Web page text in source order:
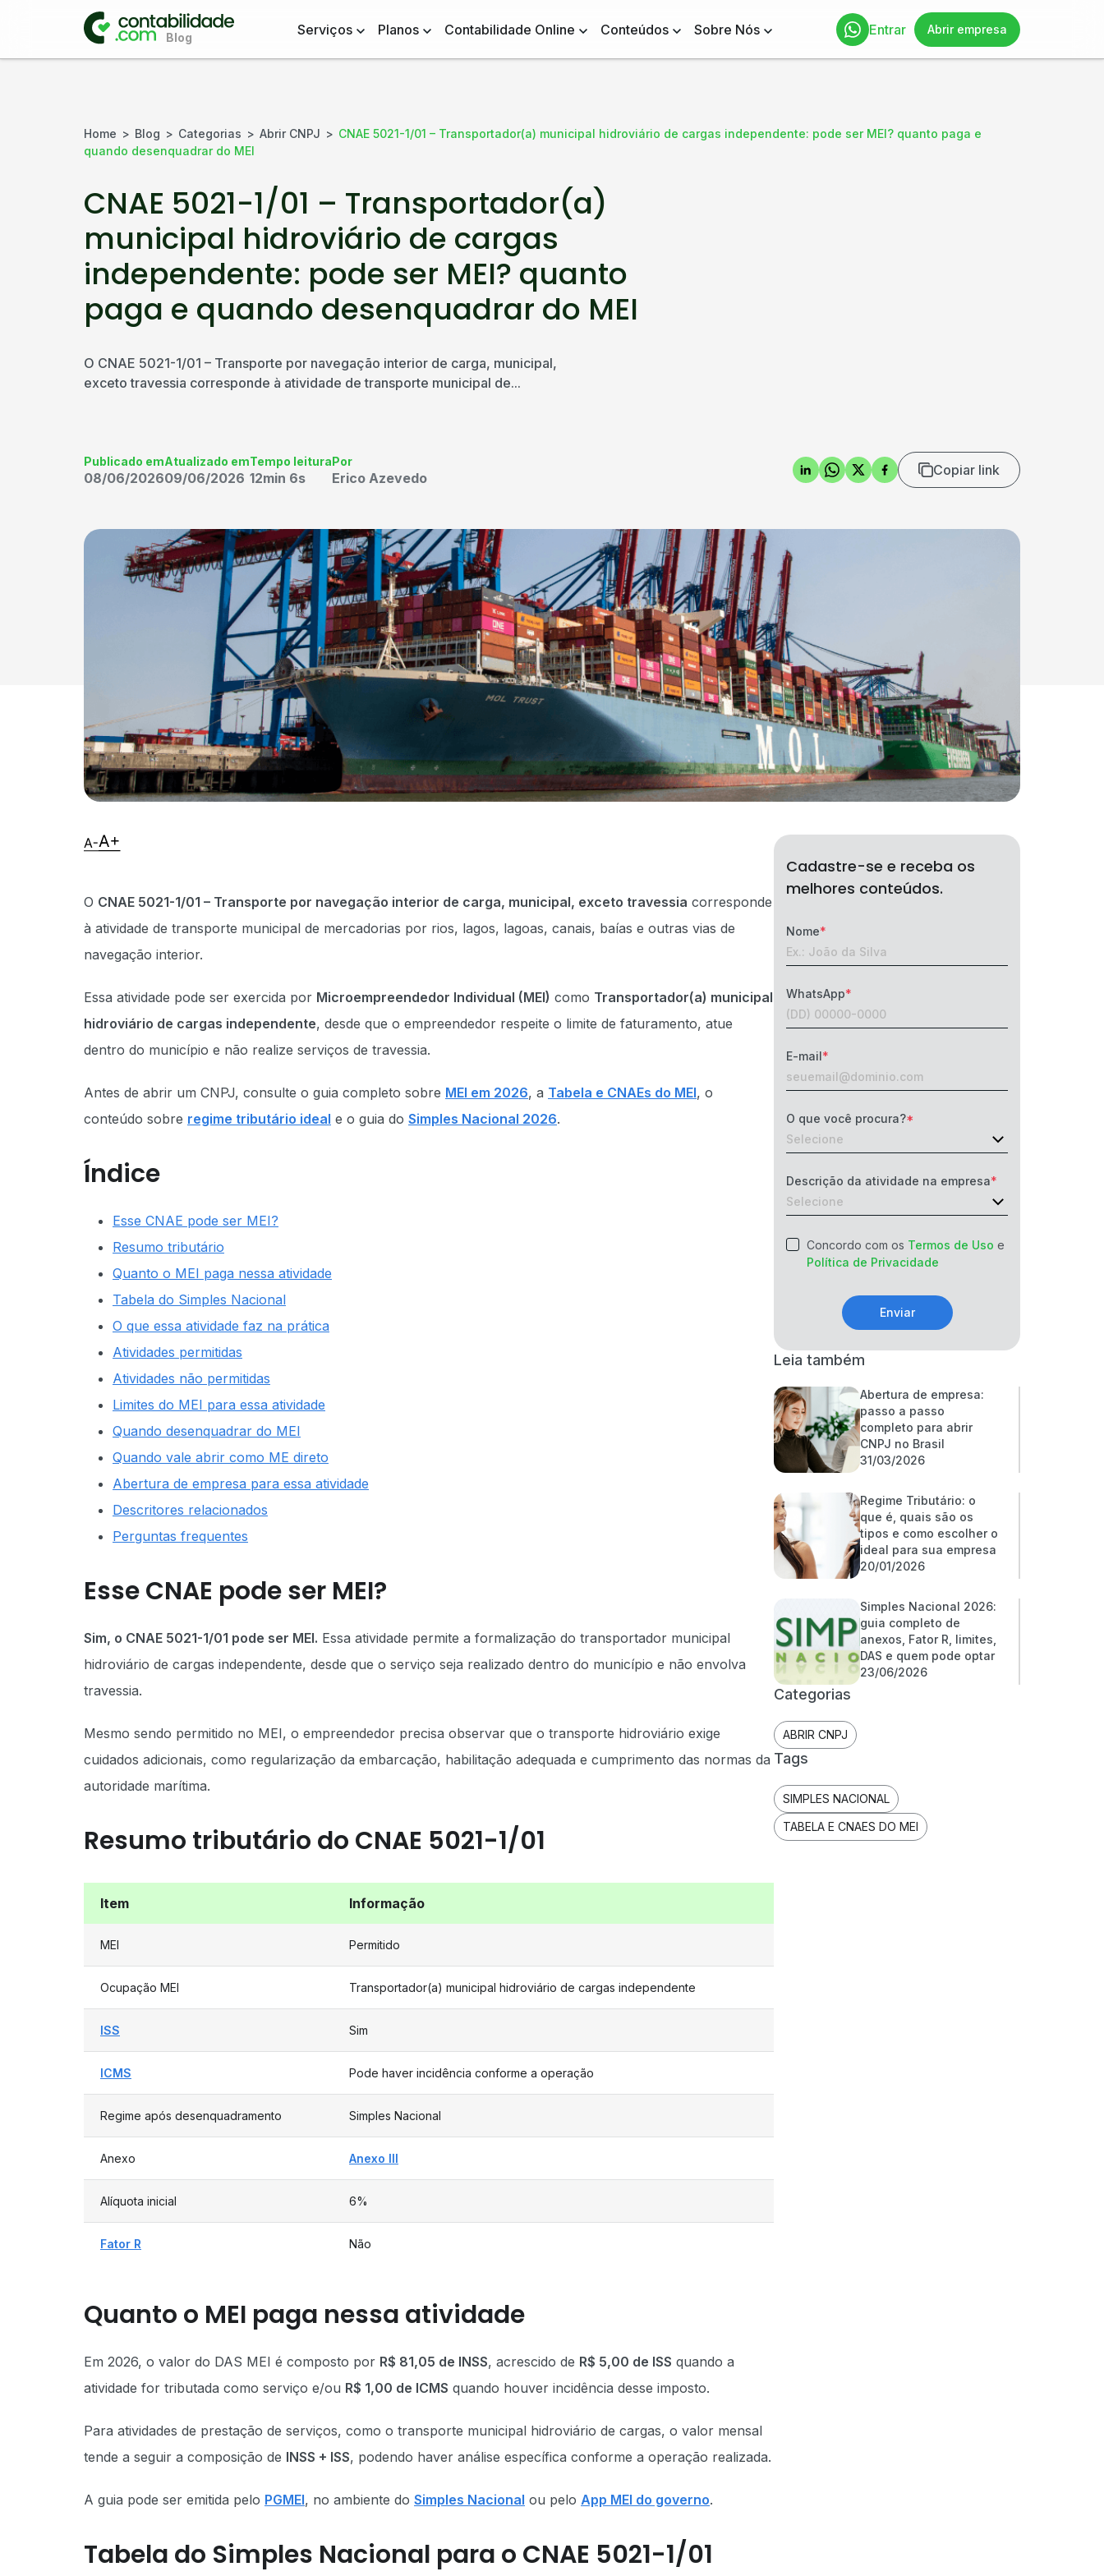
Serviços Planos Contabilidade Online Conteúdos Sobre Nós Entrar Abrir empresa
Home Blog Categorias Abrir CNPJ
CNAE 5021-1/01 – Transportador(a) municipal hidroviário de cargas independente: pode ser MEI? quanto paga e
quando desenquadrar do MEI
CNAE 5021-1/01 – Transportador(a)
municipal hidroviário de cargas
independente: pode ser MEI? quanto
paga e quando desenquadrar do MEI
O CNAE 5021-1/01 – Transporte por navegação interior de carga, municipal,
exceto travessia corresponde à atividade de transporte municipal de...
Publicado em
08/06/2026
Atualizado em
09/06/2026
Tempo leitura
12min 6s
Por
Erico Azevedo Copiar link
O CNAE 5021-1/01 – Transporte por navegação interior de carga, municipal, exceto travessia corresponde
à atividade de transporte municipal de mercadorias por rios, lagos, lagoas, canais, baías e outras vias de
navegação interior.
Essa atividade pode ser exercida por Microempreendedor Individual (MEI) como Transportador(a) municipal
hidroviário de cargas independente, desde que o empreendedor respeite o limite de faturamento, atue
dentro do município e não realize serviços de travessia.
Antes de abrir um CNPJ, consulte o guia completo sobre MEI em 2026, a Tabela e CNAEs do MEI, o
conteúdo sobre regime tributário ideal e o guia do Simples Nacional 2026.
Índice
Esse CNAE pode ser MEI?
Resumo tributário
Quanto o MEI paga nessa atividade
Tabela do Simples Nacional
O que essa atividade faz na prática
Atividades permitidas
Atividades não permitidas
Limites do MEI para essa atividade
Quando desenquadrar do MEI
Quando vale abrir como ME direto
Abertura de empresa para essa atividade
Descritores relacionados
Perguntas frequentes
Esse CNAE pode ser MEI?
Sim, o CNAE 5021-1/01 pode ser MEI. Essa atividade permite a formalização do transportador municipal
hidroviário de cargas independente, desde que o serviço seja realizado dentro do município e não envolva
travessia.
Mesmo sendo permitido no MEI, o empreendedor precisa observar que o transporte hidroviário exige
cuidados adicionais, como regularização da embarcação, habilitação adequada e cumprimento das normas da
autoridade marítima.
Resumo tributário do CNAE 5021-1/01
Item Informação
MEI Permitido
Ocupação MEI Transportador(a) municipal hidroviário de cargas independente
ISS Sim
ICMS Pode haver incidência conforme a operação
Regime após desenquadramento Simples Nacional
Anexo Anexo III
Alíquota inicial 6%
Fator R Não
Quanto o MEI paga nessa atividade
Em 2026, o valor do DAS MEI é composto por R$ 81,05 de INSS, acrescido de R$ 5,00 de ISS quando a
atividade for tributada como serviço e/ou R$ 1,00 de ICMS quando houver incidência desse imposto.
Para atividades de prestação de serviços, como o transporte municipal hidroviário de cargas, o valor mensal
tende a seguir a composição de INSS + ISS, podendo haver análise específica conforme a operação realizada.
A guia pode ser emitida pelo PGMEI, no ambiente do Simples Nacional ou pelo App MEI do governo.
Tabela do Simples Nacional para o CNAE 5021-1/01
Cadastre-se e receba os
melhores conteúdos.
Nome
WhatsApp
E-mail
O que você procura?
Descrição da atividade na empresa
Concordo com os Termos de Uso e
Política de Privacidade
Enviar
Leia também
Abertura de empresa:
passo a passo
completo para abrir
CNPJ no Brasil
31/03/2026
Regime Tributário: o
que é, quais são os
tipos e como escolher o
ideal para sua empresa
20/01/2026
Simples Nacional 2026:
guia completo de
anexos, Fator R, limites,
DAS e quem pode optar
23/06/2026
Categorias
ABRIR CNPJ
Tags
SIMPLES NACIONAL
TABELA E CNAES DO MEI